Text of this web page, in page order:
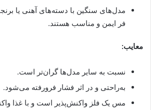
مدل‌های سنگین با دسته‌های آهنی یا
فر ایمن و مناسب هستند.
معایب:
نسبت به سایر مدل‌ها گران‌تر است.
به‌راحتی و در اثر فشار فرورفته می‌شود.
مس یک فلز واکنش‌پذیر است و با غذا